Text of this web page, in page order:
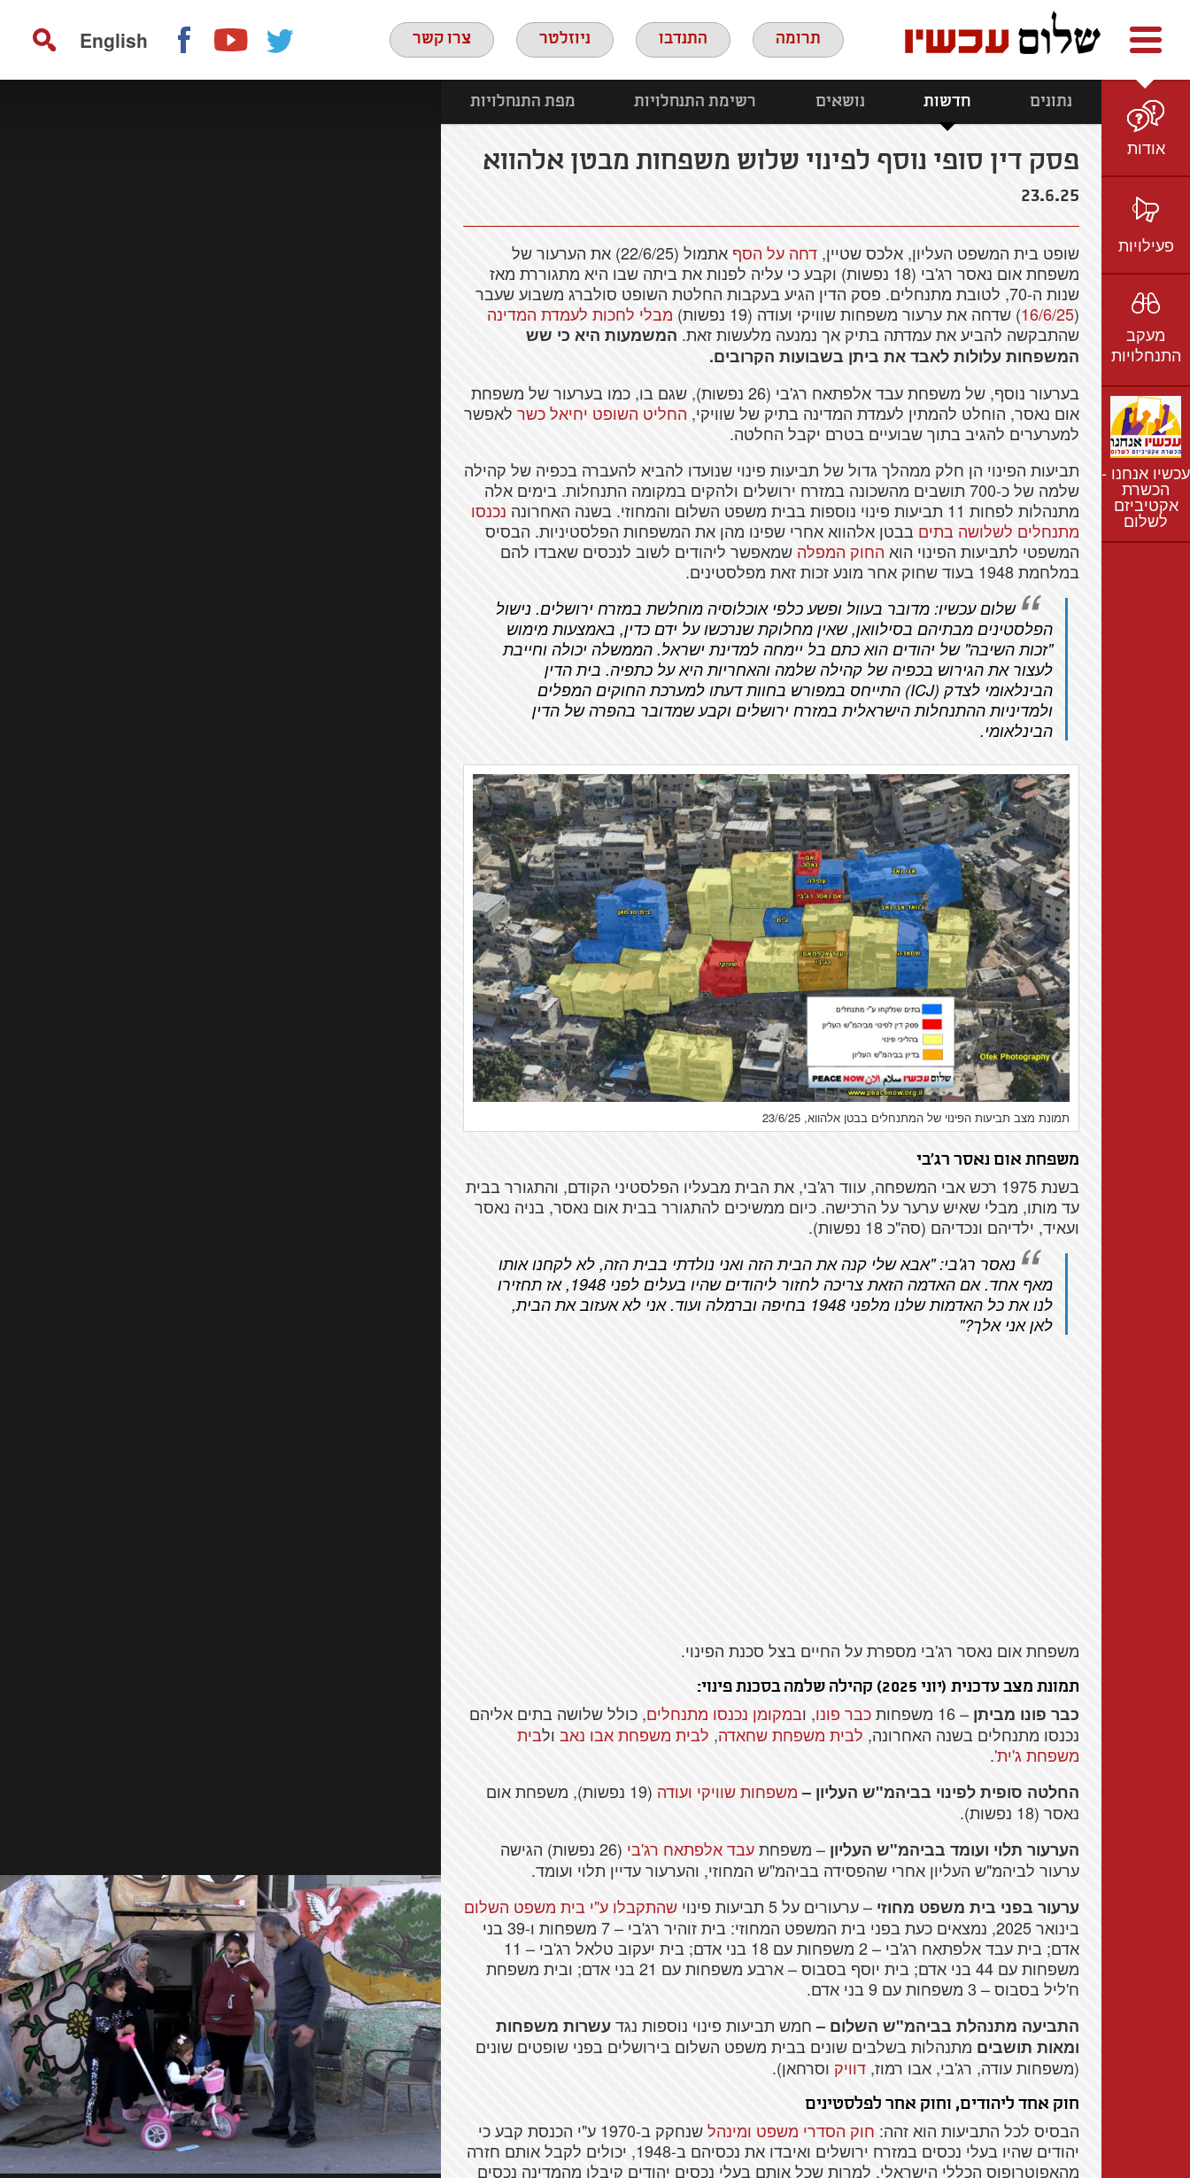
תרומה התנדבו ניוזלטר צרו קשר English Facebookyoutube twitter
אודות
הצוות
חזון ועמדות
אמיל גרינצווייג
שקיפות
פעילויות
ברשת
בתקשורת
וידאו
מעקב
התנחלויות
נתונים
חדשות
נושאים
רשימת התנחלויות
מפת התנחלויות
עכשיו אנחנו -
הכשרת
אקטיביזם
לשלום
נתונים חדשות נושאים רשימת התנחלויות מפת התנחלויות
פסק דין סופי נוסף לפינוי שלוש משפחות מבטן אלהווא
23.6.25
שופט בית המשפט העליון, אלכס שטיין, דחה על הסף
אתמול (22/6/25) את הערעור של
משפחת אום נאסר רג'בי (18 נפשות) וקבע כי עליה לפנות את ביתה שבו היא מתגוררת מאז
שנות ה-70, לטובת מתנחלים. פסק הדין הגיע בעקבות החלטת השופט סולברג משבוע שעבר
(
16/6/25) שדחה את ערעור משפחות שוויקי ועודה (19 נפשות)
מבלי לחכות לעמדת המדינה
שהתבקשה להביע את עמדתה בתיק אך נמנעה מלעשות זאת. המשמעות היא כי שש
המשפחות עלולות לאבד את ביתן בשבועות הקרובים.
בערעור נוסף, של משפחת עבד אלפתאח רג'בי (26 נפשות), שגם בו, כמו בערעור של משפחת
אום נאסר, הוחלט להמתין לעמדת המדינה בתיק של שוויקי, החליט השופט יחיאל כשר לאפשר
למערערים להגיב בתוך שבועיים בטרם יקבל החלטה.
תביעות הפינוי הן חלק ממהלך גדול של תביעות פינוי שנועדו להביא להעברה בכפיה של קהילה
שלמה של כ-700 תושבים מהשכונה במזרח ירושלים ולהקים במקומה התנחלות. בימים אלה
מתנהלות לפחות 11 תביעות פינוי נוספות בבית משפט השלום והמחוזי. בשנה האחרונה
נכנסו
מתנחלים לשלושה בתים בבטן אלהווא אחרי שפינו מהן את המשפחות הפלסטיניות. הבסיס
המשפטי לתביעות הפינוי הוא החוק המפלה שמאפשר ליהודים לשוב לנכסים שאבדו להם
במלחמת 1948 בעוד שחוק אחר מונע זכות זאת מפלסטינים.
שלום עכשיו: מדובר בעוול ופשע כלפי אוכלוסיה מוחלשת במזרח ירושלים. נישול
הפלסטינים מבתיהם בסילוואן, שאין מחלוקת שנרכשו על ידם כדין, באמצעות מימוש
"זכות השיבה" של יהודים הוא כתם בל יימחה למדינת ישראל. הממשלה יכולה וחייבת
לעצור את הגירוש בכפיה של קהילה שלמה והאחריות היא על כתפיה. בית הדין
הבינלאומי לצדק (ICJ) התייחס במפורש בחוות דעתו למערכת החוקים המפלים
ולמדיניות ההתנחלות הישראלית במזרח ירושלים וקבע שמדובר בהפרה של הדין
הבינלאומי.
תמונת מצב תביעות הפינוי של המתנחלים בבטן אלהווא, 23/6/25
משפחת אום נאסר רג'בי
בשנת 1975 רכש אבי המשפחה, עווד רג'בי, את הבית מבעליו הפלסטיני הקודם, והתגורר בבית
עד מותו, מבלי שאיש ערער על הרכישה. כיום ממשיכים להתגורר בבית אום נאסר, בניה נאסר
ועאיד, ילדיהם ונכדיהם (סה"כ 18 נפשות).
נאסר רג'בי: "אבא שלי קנה את הבית הזה ואני נולדתי בבית הזה, לא לקחנו אותו
מאף אחד. אם האדמה הזאת צריכה לחזור ליהודים שהיו בעלים לפני 1948, אז תחזירו
לנו את כל האדמות שלנו מלפני 1948 בחיפה וברמלה ועוד. אני לא אעזוב את הבית,
לאן אני אלך?"
משפחת אום נאסר רג'בי מספרת על החיים בצל סכנת הפינוי.
תמונת מצב עדכנית (יוני 2025) קהילה שלמה בסכנת פינוי:
כבר פונו מביתן – 16 משפחות כבר פונו, ובמקומן נכנסו מתנחלים, כולל שלושה בתים אליהם
נכנסו מתנחלים בשנה האחרונה, לבית משפחת שחאדה, לבית משפחת אבו נאב ולבית
משפחת ג'ית'.
החלטה סופית לפינוי בביהמ"ש העליון –משפחות שוויקי ועודה
(19 נפשות), משפחת אום
נאסר (18 נפשות).
הערעור תלוי ועומד בביהמ"ש העליון – משפחתעבד אלפתאח רג'בי
(26 נפשות) הגישה
ערעור לביהמ"ש העליון אחרי שהפסידה בביהמ"ש המחוזי, והערעור עדיין תלוי ועומד.
ערעור בפני בית משפט מחוזי – ערעורים על 5 תביעות פינוי
שהתקבלו ע"י בית משפט השלום
בינואר 2025, נמצאים כעת בפני בית המשפט המחוזי: בית זוהיר רג'בי – 7 משפחות ו-39 בני
אדם; בית עבד אלפתאח רג'בי – 2 משפחות עם 18 בני אדם; בית יעקוב טלאל רג'בי – 11
משפחות עם 44 בני אדם; בית יוסף בסבוס – ארבע משפחות עם 21 בני אדם; ובית משפחת
ח'ליל בסבוס – 3 משפחות עם 9 בני אדם.
התביעה מתנהלת בביהמ"ש השלום –חמש תביעות פינוי נוספות נגדעשרות משפחות
ומאות תושבים מתנהלות בשלבים שונים בבית משפט השלום בירושלים בפני שופטים שונים
(משפחות עודה, רג'בי, אבו רמוז, דוויק וסרחאן).
חוק אחד ליהודים, וחוק אחר לפלסטינים
הבסיס לכל התביעות הוא זהה: חוק הסדרי משפט ומינהל
שנחקק ב-1970 ע"י הכנסת קבע כי
יהודים שהיו בעלי נכסים במזרח ירושלים ואיבדו את נכסיהם ב-1948, יכולים לקבל אותם חזרה
מהאפוטרופוס הכללי הישראלי, למרות שכל אותם בעלי נכסים יהודים קיבלו מהמדינה נכסים